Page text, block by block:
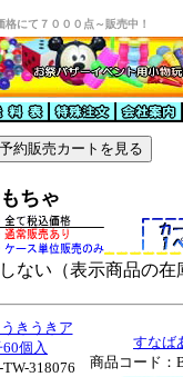
にて７０００点～販売中！
ちゃ
ない（表示商品の
きうきア
個入
318076
すなば
商品コード：